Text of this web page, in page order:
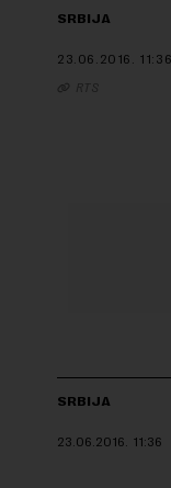
SRBIJA
23.06.2016. 11:36
RTS
SRBIJA
23.06.2016. 11:36